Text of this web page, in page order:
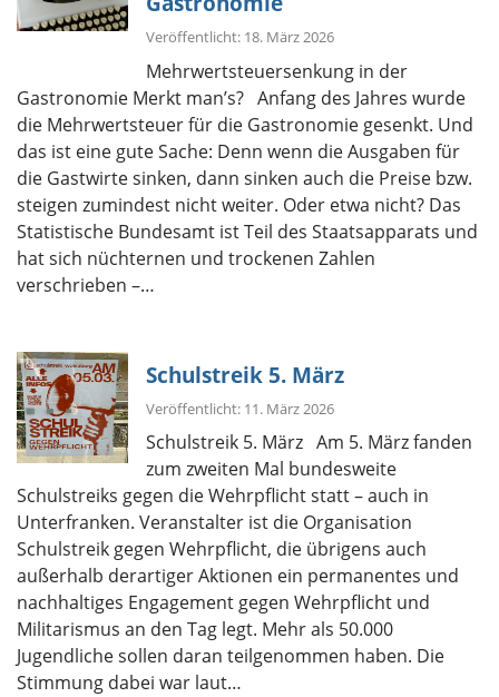
Veröffentlicht: 18. März 2026
Mehrwertsteuersenkung in der
Gastronomie Merkt man’s? Anfang des Jahres wurde
die Mehrwertsteuer für die Gastronomie gesenkt. Und
das ist eine gute Sache: Denn wenn die Ausgaben für
die Gastwirte sinken, dann sinken auch die Preise bzw.
steigen zumindest nicht weiter. Oder etwa nicht? Das
Statistische Bundesamt ist Teil des Staatsapparats und
hat sich nüchternen und trockenen Zahlen
verschrieben –…
Schulstreik 5. März
Veröffentlicht: 11. März 2026
Schulstreik 5. März Am 5. März fanden
zum zweiten Mal bundesweite
Schulstreiks gegen die Wehrpflicht statt – auch in
Unterfranken. Veranstalter ist die Organisation
Schulstreik gegen Wehrpflicht, die übrigens auch
außerhalb derartiger Aktionen ein permanentes und
nachhaltiges Engagement gegen Wehrpflicht und
Militarismus an den Tag legt. Mehr als 50.000
Jugendliche sollen daran teilgenommen haben. Die
Stimmung dabei war laut…